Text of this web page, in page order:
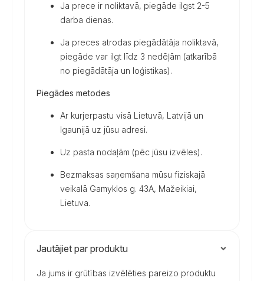
Ja prece ir noliktavā, piegāde ilgst 2-5
darba dienas.
Ja preces atrodas piegādātāja noliktavā,
piegāde var ilgt līdz 3 nedēļām (atkarībā
no piegādātāja un loģistikas).
Piegādes metodes
Ar kurjerpastu visā Lietuvā, Latvijā un
Igaunijā uz jūsu adresi.
Uz pasta nodaļām (pēc jūsu izvēles).
Bezmaksas saņemšana mūsu fiziskajā
veikalā Gamyklos g. 43A, Mažeikiai,
Lietuva.
Jautājiet par produktu
Ja jums ir grūtības izvēlēties pareizo produktu